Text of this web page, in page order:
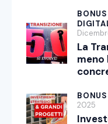
La
meno
2025